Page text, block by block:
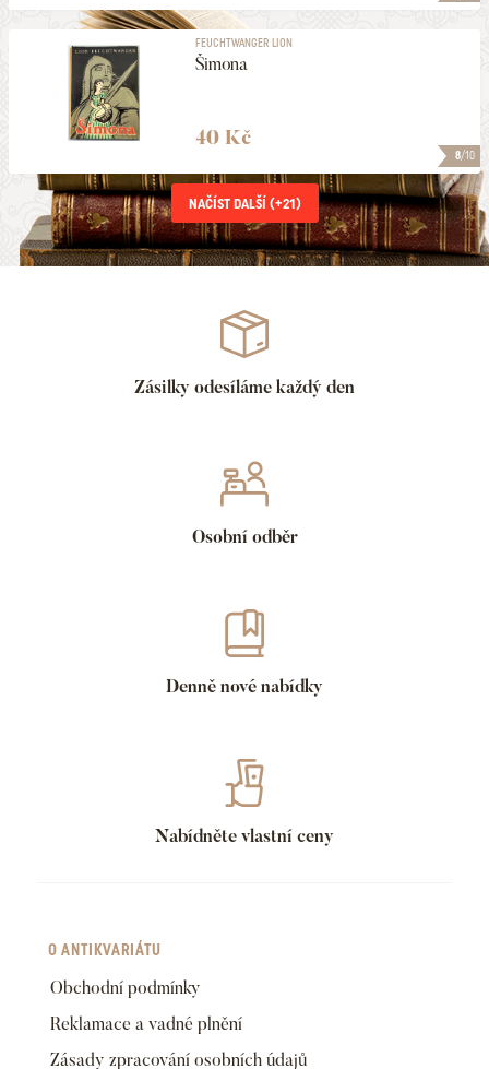
8/10
FEUCHTWANGER LION
Šimona
40 Kč
NAČÍST DALŠÍ (+21)
Zásilky odesíláme každý den
Osobní odběr
Denně nové nabídky
Nabídněte vlastní ceny
O ANTIKVARIÁTU
Obchodní podmínky
Reklamace a vadné plnění
Zásady zpracování osobních údajů